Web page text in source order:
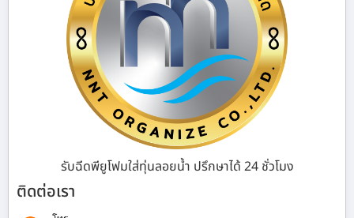
รับฉีดพียูโฟมใส่ทุ่นลอยน้ำ ปรึกษาได้ 24 ชั่วโมง
ติดต่อเรา